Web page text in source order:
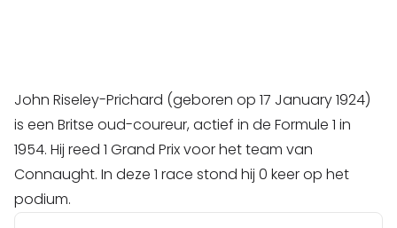
John Riseley-Prichard (geboren op 17 January 1924)
is een Britse oud-coureur, actief in de Formule 1 in
1954. Hij reed 1 Grand Prix voor het team van
Connaught. In deze 1 race stond hij 0 keer op het
podium.